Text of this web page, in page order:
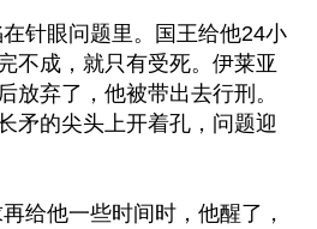
针眼问题里。国王给他24小
不成，就只有受死。伊莱亚
放弃了，他被带出去行刑。
矛的尖头上开着孔，问题迎
给他一些时间时，他醒了，